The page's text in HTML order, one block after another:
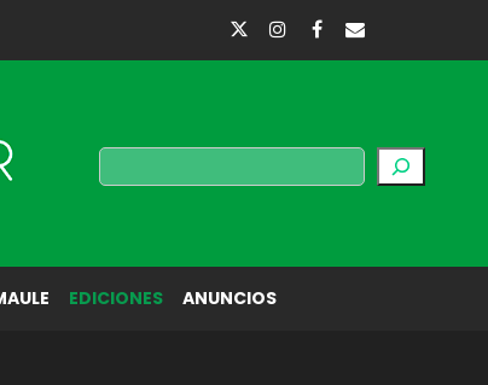
Buscar
EDICIONES ANUNCIOS